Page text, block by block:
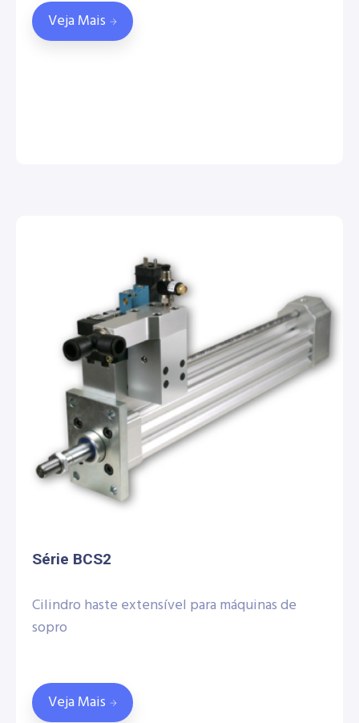
Veja Mais
Série BCS2
Cilindro haste extensível para máquinas de
sopro
Veja Mais